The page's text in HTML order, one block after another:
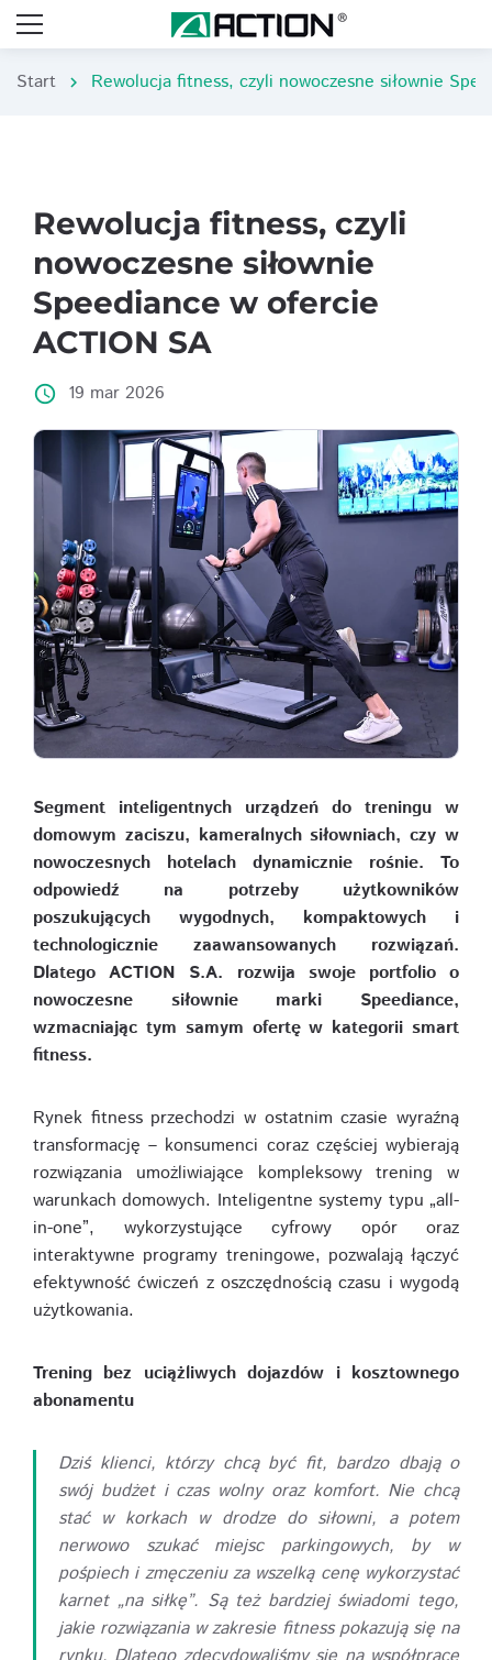
Start chevron_right
Rewolucja fitness, czyli
nowoczesne siłownie
Speediance w ofercie
ACTION SA
access_time 19 mar 2026
Segment inteligentnych urządzeń do treningu w
domowym zaciszu, kameralnych siłowniach, czy w
nowoczesnych hotelach dynamicznie rośnie. To
odpowiedź na potrzeby użytkowników
poszukujących wygodnych, kompaktowych i
technologicznie zaawansowanych rozwiązań.
Dlatego ACTION S.A. rozwija swoje portfolio o
nowoczesne siłownie marki Speediance,
wzmacniając tym samym ofertę w kategorii smart
fitness.
Rynek fitness przechodzi w ostatnim czasie wyraźną
transformację – konsumenci coraz częściej wybierają
rozwiązania umożliwiające kompleksowy trening w
warunkach domowych. Inteligentne systemy typu „all-
in-one”, wykorzystujące cyfrowy opór oraz
interaktywne programy treningowe, pozwalają łączyć
efektywność ćwiczeń z oszczędnością czasu i wygodą
użytkowania.
Trening bez uciążliwych dojazdów i kosztownego
abonamentu
Dziś klienci, którzy chcą być fit, bardzo dbają o
swój budżet i czas wolny oraz komfort. Nie chcą
stać w korkach w drodze do siłowni, a potem
nerwowo szukać miejsc parkingowych, by w
pośpiech i zmęczeniu za wszelką cenę wykorzystać
karnet „na siłkę”. Są też bardziej świadomi tego,
jakie rozwiązania w zakresie fitness pokazują się na